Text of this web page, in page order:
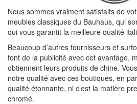
Nous sommes vraiment satisfaits de
meubles classiques du Bauhaus, qui
qui vous garantit la meilleure qualité
Beaucoup d’autres fournisseurs et
font de la publicité avec cet avantage,
obtiennent leurs produits de chine.
notre qualité avec ces boutiques, en
qualité étonnante, ni c’est la matière
chromé.